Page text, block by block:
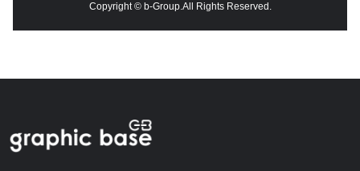
Copyright ©︎ b-Group.All Rights Reserved.